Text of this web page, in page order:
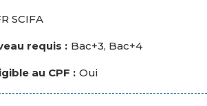
SCIFA
requis Bac+3, Bac+4
au CPF Oui